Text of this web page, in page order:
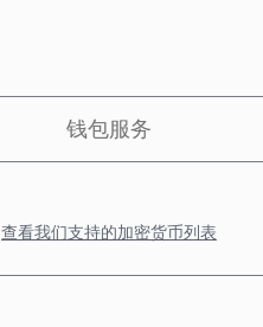
钱包服务
查看我们支持的加密货币列表